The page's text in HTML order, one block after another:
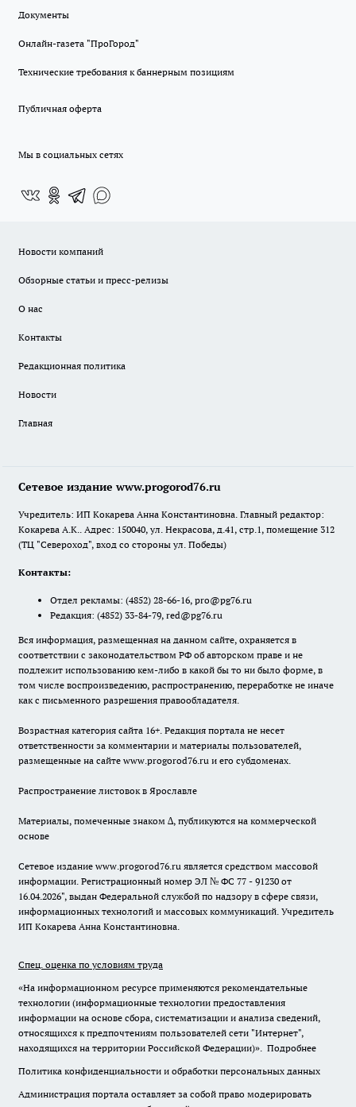
Документы
Онлайн-газета "ПроГород"
Технические требования к баннерным позициям
Публичная оферта
Мы в социальных сетях
Новости компаний
Обзорные статьи и пресс-релизы
О нас
Контакты
Редакционная политика
Новости
Главная
Сетевое издание www.progorod76.ru
Учредитель: ИП Кокарева Анна Константиновна. Главный редактор:
Кокарева А.К.. Адрес: 150040, ул. Некрасова, д.41, стр.1, помещение 312
(ТЦ "Североход", вход со стороны ул. Победы)
Контакты:
Отдел рекламы: (4852) 28-66-16, pro@pg76.ru
Редакция: (4852) 33-84-79, red@pg76.ru
Вся информация, размещенная на данном сайте, охраняется в
соответствии с законодательством РФ об авторском праве и не
подлежит использованию кем-либо в какой бы то ни было форме, в
том числе воспроизведению, распространению, переработке не иначе
как с письменного разрешения правообладателя.
Возрастная категория сайта 16+. Редакция портала не несет
ответственности за комментарии и материалы пользователей,
размещенные на сайте www.progorod76.ru и его субдоменах.
Распространение листовок в Ярославле
Материалы, помеченные знаком ∆, публикуются на коммерческой
основе
Сетевое издание www.progorod76.ru является средством массовой
информации. Регистрационный номер ЭЛ № ФС 77 - 91230 от
16.04.2026", выдан Федеральной службой по надзору в сфере связи,
информационных технологий и массовых коммуникаций. Учредитель
ИП Кокарева Анна Константиновна.
Спец. оценка по условиям труда
«На информационном ресурсе применяются рекомендательные
технологии (информационные технологии предоставления
информации на основе сбора, систематизации и анализа сведений,
относящихся к предпочтениям пользователей сети "Интернет",
находящихся на территории Российской Федерации)». Подробнее
Политика конфиденциальности и обработки персональных данных
Администрация портала оставляет за собой право модерировать